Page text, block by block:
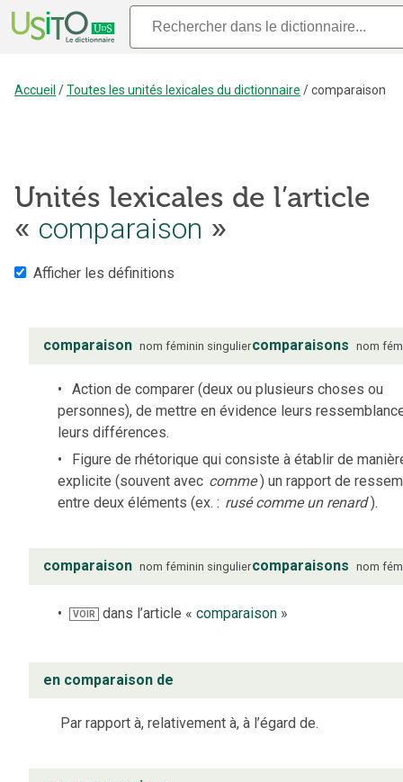
Accueil /Toutes les unités lexicales du dictionnaire /comparaison
Unités lexicales de l’article
« comparaison »
Afficher les définitions
comparaison nom féminin singuliercomparaisons nom
Action de comparer (deux ou plusieurs choses ou
personnes), de mettre en évidence leurs
leurs différences.
Figure de rhétorique qui consiste à établir de
explicite (souvent avec comme) un rapport de
entre deux éléments (ex. : rusé comme un renard).
comparaison nom féminin singuliercomparaisons nom
VOIR dans l’article «comparaison »
en comparaison de
Par rapport à, relativement à, à l’égard de.